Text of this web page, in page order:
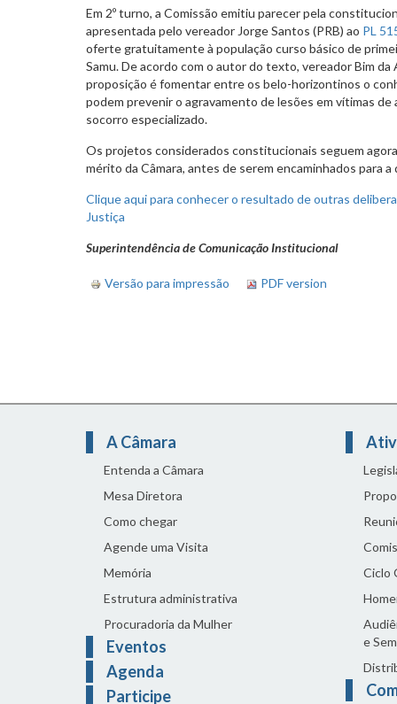
Em 2º turno, a Comissão emitiu parecer pela
apresentada pelo vereador Jorge Santos (PRB) ao PL
oferte gratuitamente à população curso básico de
Samu. De acordo com o autor do texto, vereador Bim
proposição é fomentar entre os belo-horizontinos o
podem prevenir o agravamento de lesões em vítimas
socorro especializado.
Os projetos considerados constitucionais seguem
mérito da Câmara, antes de serem encaminhados para
Clique aqui para conhecer o resultado de outras
Justiça
Superintendência de Comunicação Institucional
Versão para impressão PDF version
A Câmara
Entenda a Câmara
Mesa Diretora
Como chegar
Agende uma Visita
Memória
Estrutura administrativa
Procuradoria da Mulher
Eventos
Agenda
Participe
Ciclo
e